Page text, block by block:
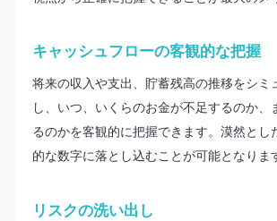
キャッシュフローの客観的な把握
将来の収入や支出、貯蓄残高の推移をシミ
し、いつ、いくらのお金が不足するのか、
るのかを客観的に把握できます。漠然とし
的な数字に落とし込むことが可能となりま
リスクの洗い出し